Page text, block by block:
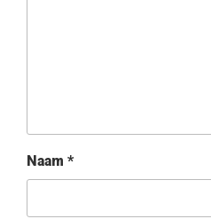
Naam *